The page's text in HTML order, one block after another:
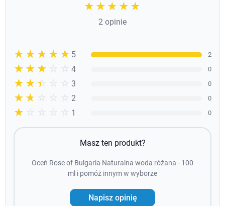
☆☆☆☆☆
★★★★★
2 opinie
☆☆☆☆☆
★★★★★ 5 2
☆☆☆☆☆
★★★★ 4 0
☆☆☆☆☆
★★★ 3 0
☆☆☆☆☆
★★ 2 0
☆☆☆☆☆
★ 1 0
Masz ten produkt?
Oceń Rose of Bulgaria Naturalna woda różana - 100
ml i pomóż innym w wyborze
Napisz opinię